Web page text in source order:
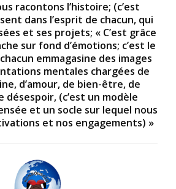
racontons l’histoire; (c’est
dans l’esprit de chacun, qui
et ses projets; « C’est grâce
sur fond d’émotions; c’est le
emmagasine des images
mentales chargées de
d’amour, de bien-être, de
désespoir, (c’est un modèle
et un socle sur lequel nous
et nos engagements) »